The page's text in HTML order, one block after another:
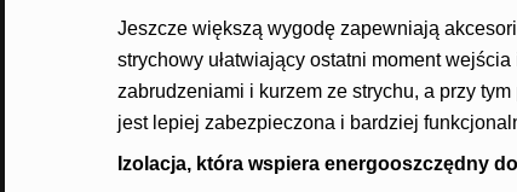
Jeszcze większą wygodę zapewniają
strychowy ułatwiający ostatni moment
zabrudzeniami i kurzem ze strychu, a przy
jest lepiej zabezpieczona i bardziej
Izolacja, która wspiera energooszczędny